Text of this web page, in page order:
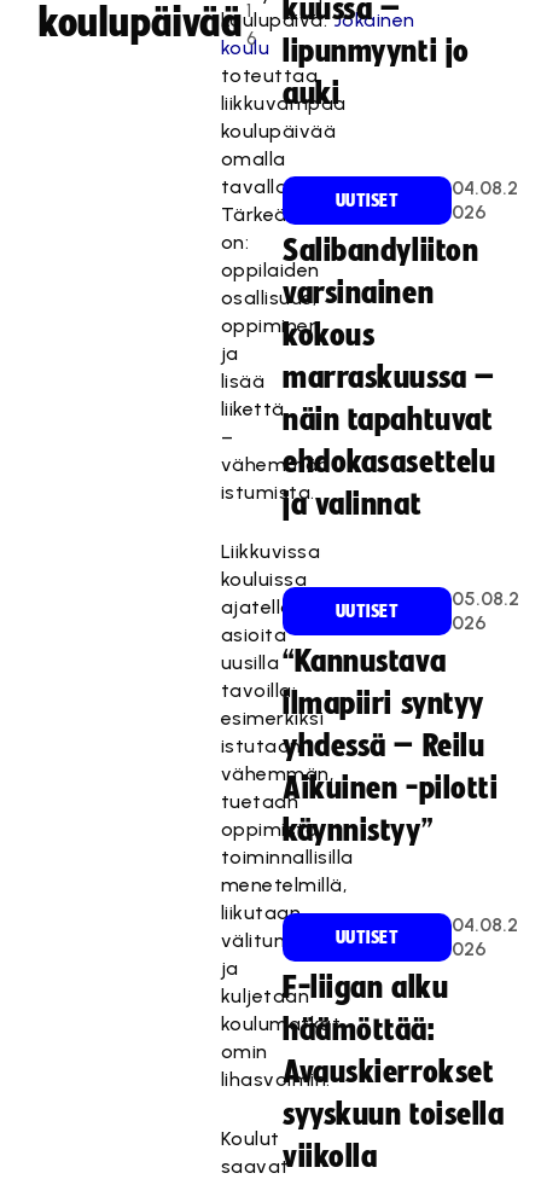
koulupäivää 1
6
koulupäivä.Jokainen
koulu
toteuttaa
liikkuvampaa
koulupäivää
omalla
tavallaan.
Tärkeää
on:
oppilaiden
osallisuus,
oppiminen
ja
lisää
liikettä
–
vähemmän
istumista.
Liikkuvissa
kouluissa
ajatellaan
asioita
uusilla
tavoilla:
esimerkiksi
istutaan
vähemmän,
tuetaan
oppimista
toiminnallisilla
menetelmillä,
liikutaan
välitunneilla
ja
kuljetaan
koulumatkat
omin
lihasvoimin.
Koulut
saavat
kuussa –
lipunmyynti jo
auki
UUTISET
04.08.2
026
Salibandyliiton
varsinainen
kokous
marraskuussa –
näin tapahtuvat
ehdokasasettelu
ja valinnat
UUTISET
05.08.2
026
“Kannustava
ilmapiiri syntyy
yhdessä – Reilu
Aikuinen -pilotti
käynnistyy”
UUTISET
04.08.2
026
F-liigan alku
häämöttää:
Avauskierrokset
syyskuun toisella
viikolla